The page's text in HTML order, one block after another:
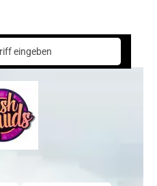
Mint NicSalt Liquid by Dash Liquids